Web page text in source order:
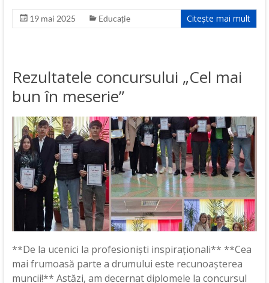
19 mai 2025 Educație Citește mai mult
Rezultatele concursului „Cel mai
bun în meserie”
**De la ucenici la profesioniști inspiraționali** **Cea
mai frumoasă parte a drumului este recunoașterea
muncii!** Astăzi, am decernat diplomele la concursul